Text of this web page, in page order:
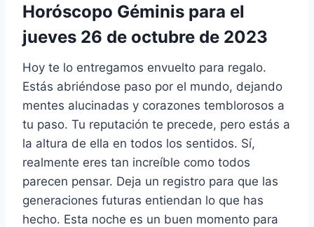
Horóscopo Géminis para el
jueves 26 de octubre de 2023
Hoy te lo entregamos envuelto para regalo.
Estás abriéndose paso por el mundo, dejando
mentes alucinadas y corazones temblorosos a
tu paso. Tu reputación te precede, pero estás a
la altura de ella en todos los sentidos. Sí,
realmente eres tan increíble como todos
parecen pensar. Deja un registro para que las
generaciones futuras entiendan lo que has
hecho. Esta noche es un buen momento para